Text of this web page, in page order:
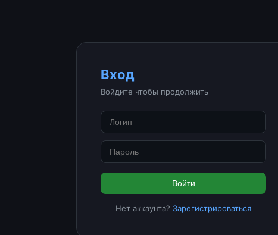
Вход
Войдите чтобы продолжить
Войти
Нет аккаунта? Зарегистрироваться